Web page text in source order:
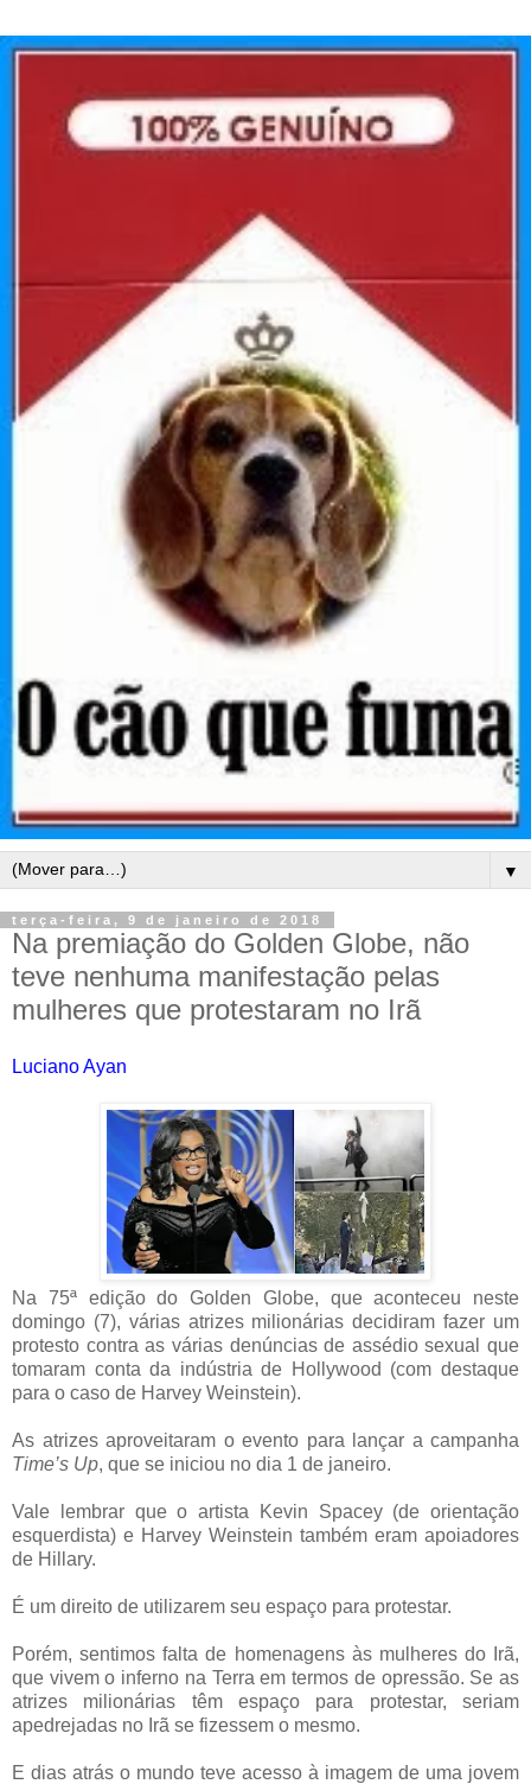
▼
terça-feira, 9 de janeiro de 2018
Na premiação do Golden Globe, não
teve nenhuma manifestação pelas
mulheres que protestaram no Irã
Luciano Ayan
Na 75ª edição do Golden Globe, que aconteceu neste
domingo (7), várias atrizes milionárias decidiram fazer um
protesto contra as várias denúncias de assédio sexual que
tomaram conta da indústria de Hollywood (com destaque
para o caso de Harvey Weinstein).
As atrizes aproveitaram o evento para lançar a campanha
Time’s Up, que se iniciou no dia 1 de janeiro.
Vale lembrar que o artista Kevin Spacey (de orientação
esquerdista) e Harvey Weinstein também eram apoiadores
de Hillary.
É um direito de utilizarem seu espaço para protestar.
Porém, sentimos falta de homenagens às mulheres do Irã,
que vivem o inferno na Terra em termos de opressão. Se as
atrizes milionárias têm espaço para protestar, seriam
apedrejadas no Irã se fizessem o mesmo.
E dias atrás o mundo teve acesso à imagem de uma jovem